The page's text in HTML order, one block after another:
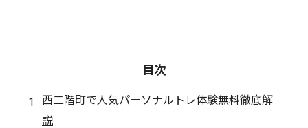
目次
西二階町で人気パーソナルトレ体験無料徹底解
説